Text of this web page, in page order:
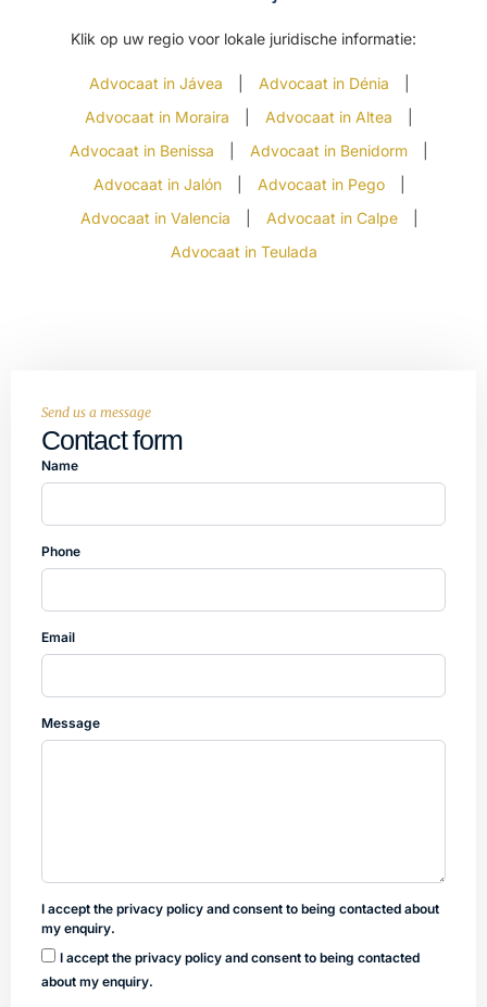
Klik op uw regio voor lokale juridische informatie:
Advocaat in Jávea Advocaat in Dénia
Advocaat in Moraira
Advocaat in Altea
Advocaat in Benissa
Advocaat in Benidorm
Advocaat in Jalón
Advocaat in Pego
Advocaat in Valencia
Advocaat in Calpe
Advocaat in Teulada
Send us a message
Contact form
Name
Phone
Email
Message
I accept the privacy policy and consent to being contacted about
my enquiry.
I accept the privacy policy and consent to being contacted
about my enquiry.